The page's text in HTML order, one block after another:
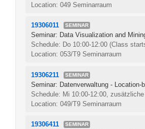
Location: 049 Seminarraum
19306011 SEMINAR
Seminar: Data Visualization and
Schedule: Do 10:00-12:00 (Class
Location: 053/T9 Seminarraum
19306211 SEMINAR
Seminar: Datenverwaltung - Location-
Schedule: Mi 10:00-12:00,
Location: 049/T9 Seminarraum
19306411 SEMINAR